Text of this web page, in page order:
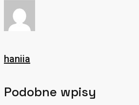
haniia
Podobne wpisy